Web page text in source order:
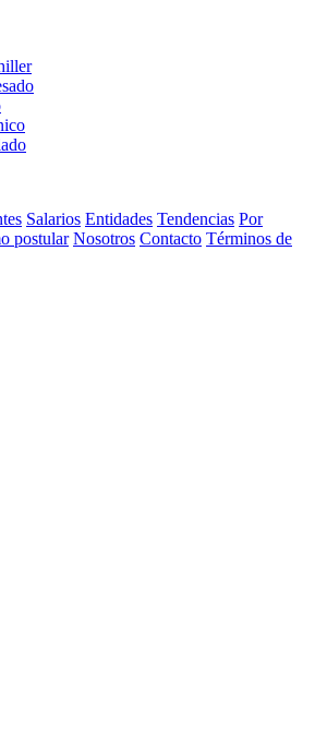
Salarios Entidades Tendencias Por
postular Nosotros Contacto Términos de